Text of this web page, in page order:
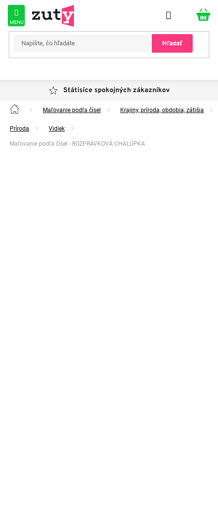
Prejsť
obsah
Hľadať
Státisíce spokojných zákazníkov
Domov Maľovanie podľa čísel Krajiny, príroda, obdobia, zátišia
Príroda Vidiek
Maľovanie podľa čísel - ROZPRÁVKOVÁ CHALÚPKA